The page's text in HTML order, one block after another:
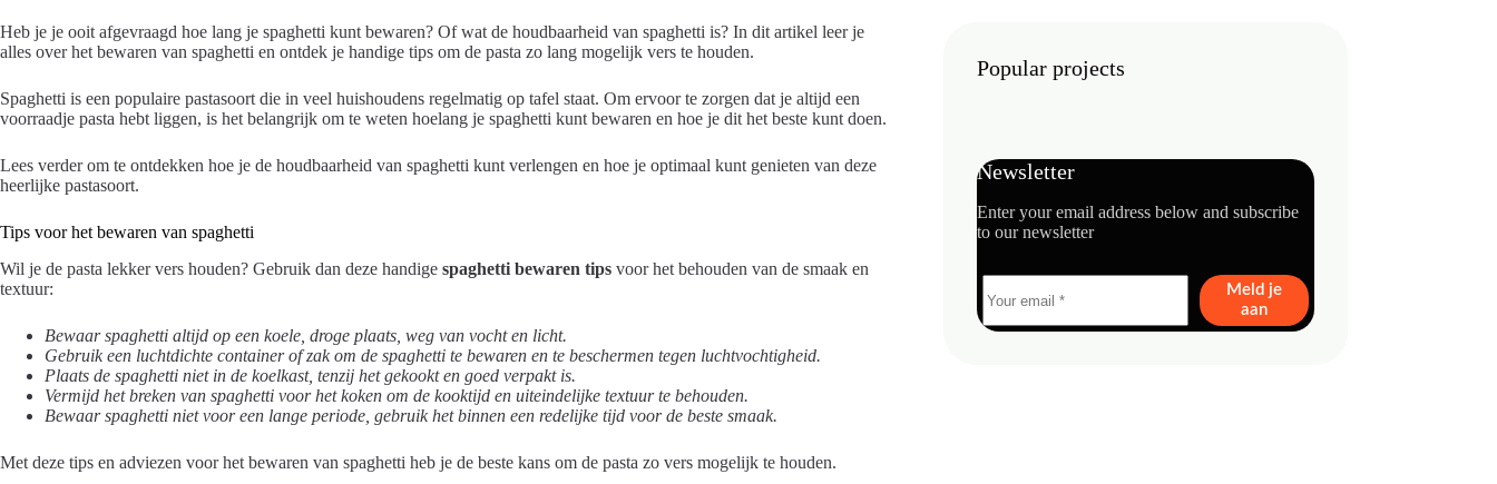
Heb je je ooit afgevraagd hoe lang je spaghetti kunt bewaren? Of wat de houdbaarheid van spaghetti is? In dit artikel leer je
alles over het bewaren van spaghetti en ontdek je handige tips om de pasta zo lang mogelijk vers te houden.
Spaghetti is een populaire pastasoort die in veel huishoudens regelmatig op tafel staat. Om ervoor te zorgen dat je altijd een
voorraadje pasta hebt liggen, is het belangrijk om te weten hoelang je spaghetti kunt bewaren en hoe je dit het beste kunt doen.
Lees verder om te ontdekken hoe je de houdbaarheid van spaghetti kunt verlengen en hoe je optimaal kunt genieten van deze
heerlijke pastasoort.
Tips voor het bewaren van spaghetti
Wil je de pasta lekker vers houden? Gebruik dan deze handige spaghetti bewaren tips voor het behouden van de smaak en
textuur:
Bewaar spaghetti altijd op een koele, droge plaats, weg van vocht en licht.
Gebruik een luchtdichte container of zak om de spaghetti te bewaren en te beschermen tegen luchtvochtigheid.
Plaats de spaghetti niet in de koelkast, tenzij het gekookt en goed verpakt is.
Vermijd het breken van spaghetti voor het koken om de kooktijd en uiteindelijke textuur te behouden.
Bewaar spaghetti niet voor een lange periode, gebruik het binnen een redelijke tijd voor de beste smaak.
Met deze tips en adviezen voor het bewaren van spaghetti heb je de beste kans om de pasta zo vers mogelijk te houden.
Popular projects
Newsletter
Enter your email address below and subscribe
to our newsletter
Meld je
aan